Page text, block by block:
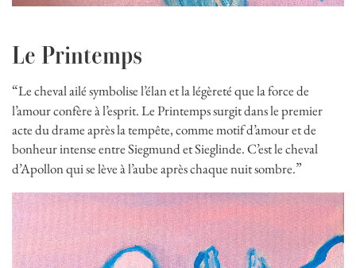
Le Printemps
“Le cheval ailé symbolise l’élan et la légèreté que la force de
l’amour confère à l’esprit. Le Printemps surgit dans le premier
acte du drame après la tempête, comme motif d’amour et de
bonheur intense entre Siegmund et Sieglinde. C’est le cheval
d’Apollon qui se lève à l’aube après chaque nuit sombre.”